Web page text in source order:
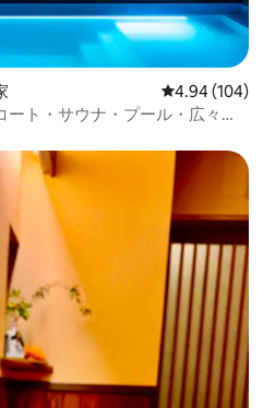
レビュー104
4.94 (104)
ト・サウナ・プール・広々キ
。